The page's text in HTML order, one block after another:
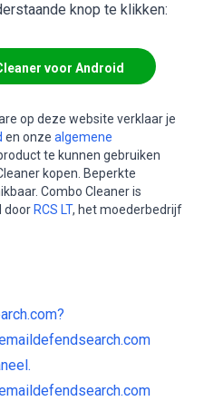
knop te klikken:
voor Android
op deze website verklaar je
en onze algemene
te kunnen gebruiken
kopen. Beperkte
Combo Cleaner is
door RCS LT, het moederbedrijf